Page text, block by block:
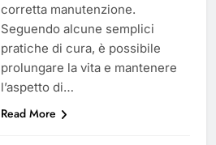
corretta manutenzione.
Seguendo alcune semplici
pratiche di cura, è possibile
prolungare la vita e mantenere
l’aspetto di…
Read More